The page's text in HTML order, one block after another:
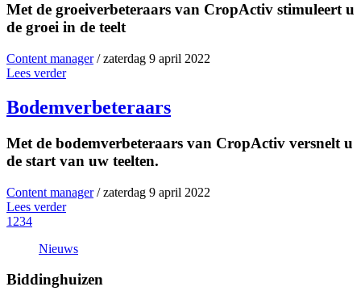
Met de groeiverbeteraars van CropActiv stimuleert u
de groei in de teelt
Content manager / zaterdag 9 april 2022
Lees verder
Bodemverbeteraars
Met de bodemverbeteraars van CropActiv versnelt u
de start van uw teelten.
Content manager / zaterdag 9 april 2022
Lees verder
1 234
Nieuws
Biddinghuizen